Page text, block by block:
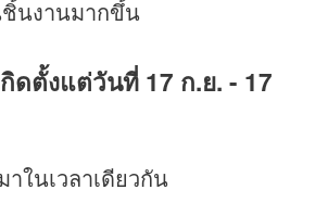
ชิ้นงานมากขึ้น
ดตั้งแต่วันที่ 17 ก.ย. - 17
ในเวลาเดียวกัน